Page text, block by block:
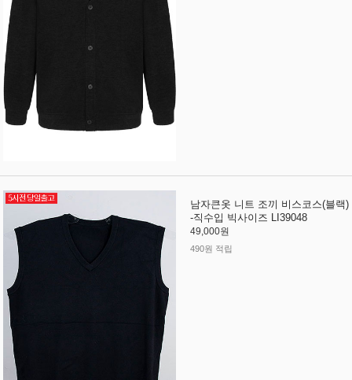
남자큰옷 니트 조끼 비스코스(블랙)
-직수입 빅사이즈 LI39048
49,000원
490원 적립